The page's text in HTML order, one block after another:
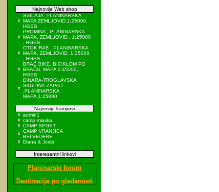
Najnovije Web shop
SVILAJA, PLANINARSKA
MAPA ZEMLJOVID,1:25000,
HGSS
PROMINA , PLANINARSKA
MAPA, ZEMLJOVID , 1:25000
, HGSS
OTOK RAB , PLANINARSKA
MAPA, ZEMLJOVID, 1:25000
, HGSS
BRAČ BIKE, BICIKLOM PO
BRAČU, MAPA 1:45000,
HGSS
DINARA-TROGLAVSKA
SKUPINA-ZAPAD
,PLANINARSKA
MAPA,1:25000
Najnovije kampovi
admin1
camp mlaska
CAMP SEGET
CAMP VRANJICA
BELVEDERE
Diana & Josip
Interesantni linkovi
Planinarski forum
Destinacije po gledanosti